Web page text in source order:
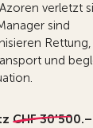
verletzt
sind
Rettung,
und
CHF 30'500.–